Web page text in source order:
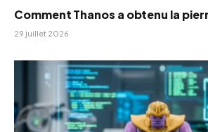
Comment Thanos a obtenu la
29 juillet 2026